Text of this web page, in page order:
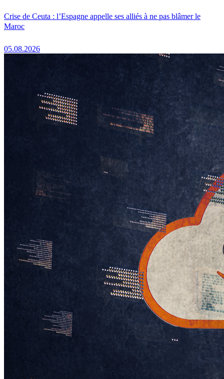
Crise de Ceuta : l’Espagne appelle ses alliés à ne pas blâmer le
Maroc
05.08.2026